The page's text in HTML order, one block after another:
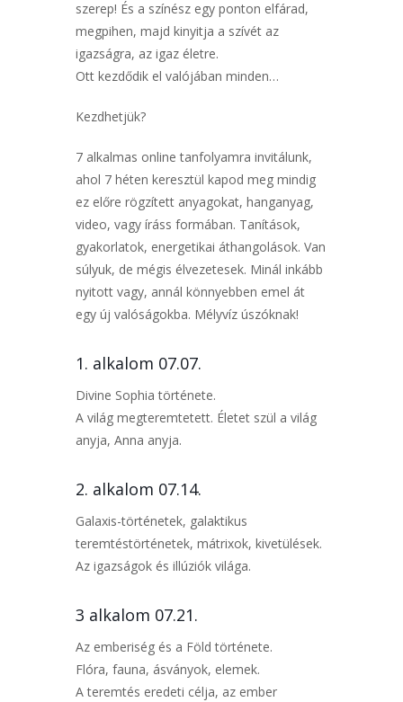
szerep! És a színész egy ponton elfárad,
megpihen, majd kinyitja a szívét az
igazságra, az igaz életre.
Ott kezdődik el valójában minden…
Kezdhetjük?
7 alkalmas online tanfolyamra invitálunk,
ahol 7 héten keresztül kapod meg mindig
ez előre rögzített anyagokat, hanganyag,
video, vagy íráss formában. Tanítások,
gyakorlatok, energetikai áthangolások. Van
súlyuk, de mégis élvezetesek. Minál inkább
nyitott vagy, annál könnyebben emel át
egy új valóságokba. Mélyvíz úszóknak!
1. alkalom 07.07.
Divine Sophia története.
A világ megteremtetett. Életet szül a világ
anyja, Anna anyja.
2. alkalom 07.14.
Galaxis-történetek, galaktikus
teremtéstörténetek, mátrixok, kivetülések.
Az igazságok és illúziók világa.
3 alkalom 07.21.
Az emberiség és a Föld története.
Flóra, fauna, ásványok, elemek.
A teremtés eredeti célja, az ember